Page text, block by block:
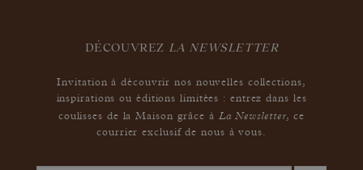
DÉCOUVREZ LA NEWSLETTER
Invitation à découvrir nos nouvelles collections,
inspirations ou éditions limitées : entrez dans les
coulisses de la Maison grâce à La Newsletter,ce
courrier exclusif de nous à vous.